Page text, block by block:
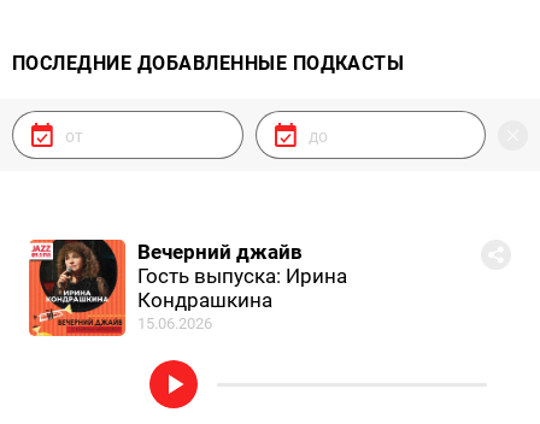
ПОСЛЕДНИЕ ДОБАВЛЕННЫЕ ПОДКАСТЫ
Вечерний джайв
Гость выпуска: Ирина
Кондрашкина
15.06.2026